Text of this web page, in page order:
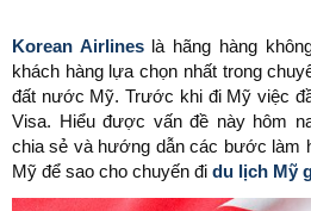
Korean Airlineslà hãng hàng
khách hàng lựa chọn nhất trong
đất nước Mỹ. Trước khi đi Mỹ việc
Visa. Hiểu được vấn đề này hôm
chia sẻ và hướng dẫn các bước làm
Mỹ để sao cho chuyến đi du lịch Mỹ